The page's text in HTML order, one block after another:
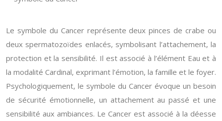
Le symbole du Cancer représente deux pinces de crabe ou
deux spermatozoïdes enlacés, symbolisant l’attachement, la
protection et la sensibilité. Il est associé à l’élément Eau et à
la modalité Cardinal, exprimant l’émotion, la famille et le foyer.
Psychologiquement, le symbole du Cancer évoque un besoin
de sécurité émotionnelle, un attachement au passé et une
sensibilité aux ambiances. Le Cancer est associé à la déesse